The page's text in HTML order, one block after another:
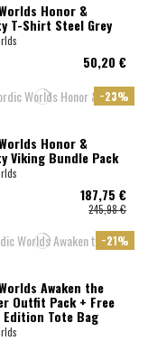
Honor &
T-Shirt Steel Grey
50,20 €
−23%
Honor &
Viking Bundle Pack
187,75 €
245,98 €
−21%
Awaken the
Outfit Pack + Free
Tote Bag